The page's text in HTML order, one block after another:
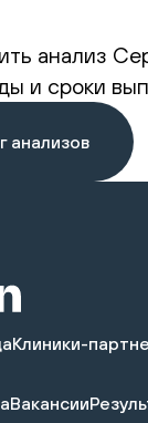
анализ
и сроки
анализов
Клиники-
Вакансии